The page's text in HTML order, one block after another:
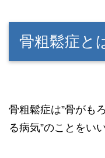
骨粗鬆症と
骨粗鬆症は”骨がも
る病気”のことをい